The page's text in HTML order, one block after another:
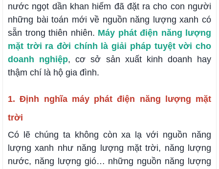
nước ngọt dần khan hiếm đã đặt ra cho con người
những bài toán mới về nguồn năng lượng xanh có
sẵn trong thiên nhiên. Máy phát điện năng lượng
mặt trời ra đời chính là giải pháp tuyệt vời cho
doanh nghiệp, cơ sở sản xuất kinh doanh hay
thậm chí là hộ gia đình.
1. Định nghĩa máy phát điện năng lượng mặt
trời
Có lẽ chúng ta không còn xa lạ với nguồn năng
lượng xanh như năng lượng mặt trời, năng lượng
nước, năng lượng gió… những nguồn năng lượng